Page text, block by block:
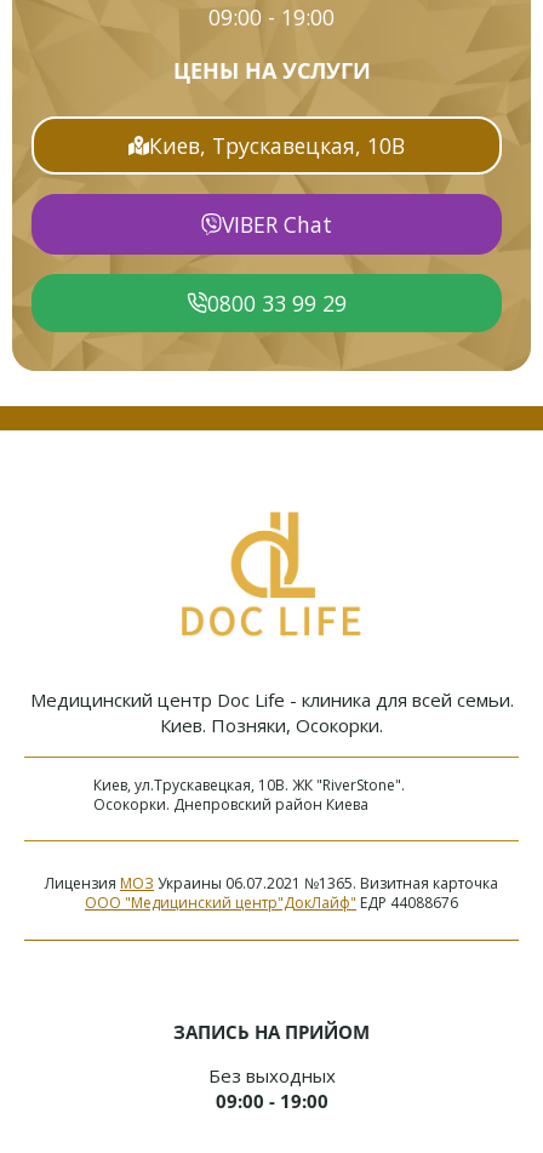
09:00 - 19:00
ЦЕНЫ НА УСЛУГИ
Киев, Трускавецкая, 10В
VIBER Chat
0800 33 99 29
Медицинский центр Doc Life - клиника для всей семьи.
Киев. Позняки, Осокорки.
Киев, ул.Трускавецкая, 10В. ЖК "RiverStone".
Осокорки. Днепровский район Киева
Лицензия МОЗ Украины 06.07.2021 №1365. Визитная карточка
ООО "Медицинский центр"ДокЛайф" ЕДР 44088676
ЗАПИСЬ НА ПРИЙОМ
Без выходных
09:00 - 19:00